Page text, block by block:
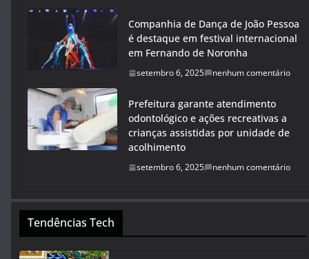
Companhia de Dança de João Pessoa
é destaque em festival internacional
em Fernando de Noronha
setembro 6, 2025 nenhum comentário
Prefeitura garante atendimento
odontológico e ações recreativas a
crianças assistidas por unidade de
acolhimento
setembro 6, 2025 nenhum comentário
Tendências Tech